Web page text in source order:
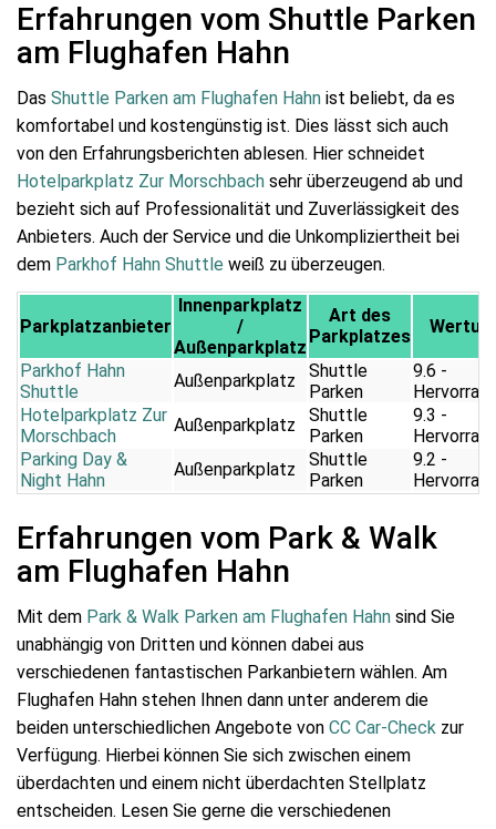
Erfahrungen vom Shuttle Parken
am Flughafen Hahn
Das Shuttle Parken am Flughafen Hahn ist beliebt, da es
komfortabel und kostengünstig ist. Dies lässt sich auch
von den Erfahrungsberichten ablesen. Hier schneidet
Hotelparkplatz Zur Morschbach sehr überzeugend ab und
bezieht sich auf Professionalität und Zuverlässigkeit des
Anbieters. Auch der Service und die Unkompliziertheit bei
dem Parkhof Hahn Shuttle weiß zu überzeugen.
Parkplatzanbieter
Innenparkplatz
/
Außenparkplatz
Art des
Parkplatzes
Parkhof Hahn
Shuttle
Außenparkplatz
Shuttle
Parken
9.6 -
Hotelparkplatz Zur
Morschbach
Außenparkplatz
Shuttle
Parken
9.3 -
Parking Day &
Night Hahn
Außenparkplatz
Shuttle
Parken
9.2 -
Erfahrungen vom Park & Walk
am Flughafen Hahn
Mit dem Park & Walk Parken am Flughafen Hahn sind Sie
unabhängig von Dritten und können dabei aus
verschiedenen fantastischen Parkanbietern wählen. Am
Flughafen Hahn stehen Ihnen dann unter anderem die
beiden unterschiedlichen Angebote von CC Car-Check zur
Verfügung. Hierbei können Sie sich zwischen einem
überdachten und einem nicht überdachten Stellplatz
entscheiden. Lesen Sie gerne die verschiedenen